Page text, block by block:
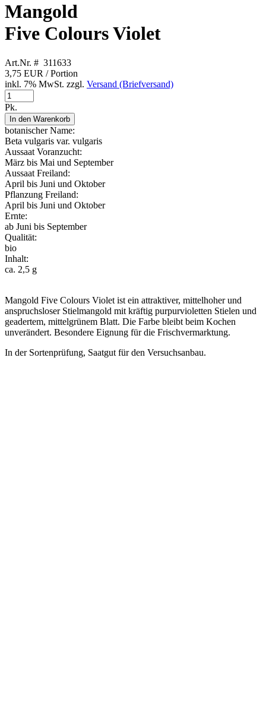
Mangold
Five Colours Violet
Art.Nr. # 311633
3,75 EUR / Portion
inkl. 7% MwSt. zzgl. Versand (Briefversand)
Pk.
In den Warenkorb
botanischer Name:
Beta vulgaris var. vulgaris
Aussaat Voranzucht:
März bis Mai und September
Aussaat Freiland:
April bis Juni und Oktober
Pflanzung Freiland:
April bis Juni und Oktober
Ernte:
ab Juni bis September
Qualität:
bio
Inhalt:
ca. 2,5 g
Mangold Five Colours Violet ist ein attraktiver, mittelhoher und
anspruchsloser Stielmangold mit kräftig purpurvioletten Stielen und
geadertem, mittelgrünem Blatt. Die Farbe bleibt beim Kochen
unverändert. Besondere Eignung für die Frischvermarktung.
In der Sortenprüfung, Saatgut für den Versuchsanbau.